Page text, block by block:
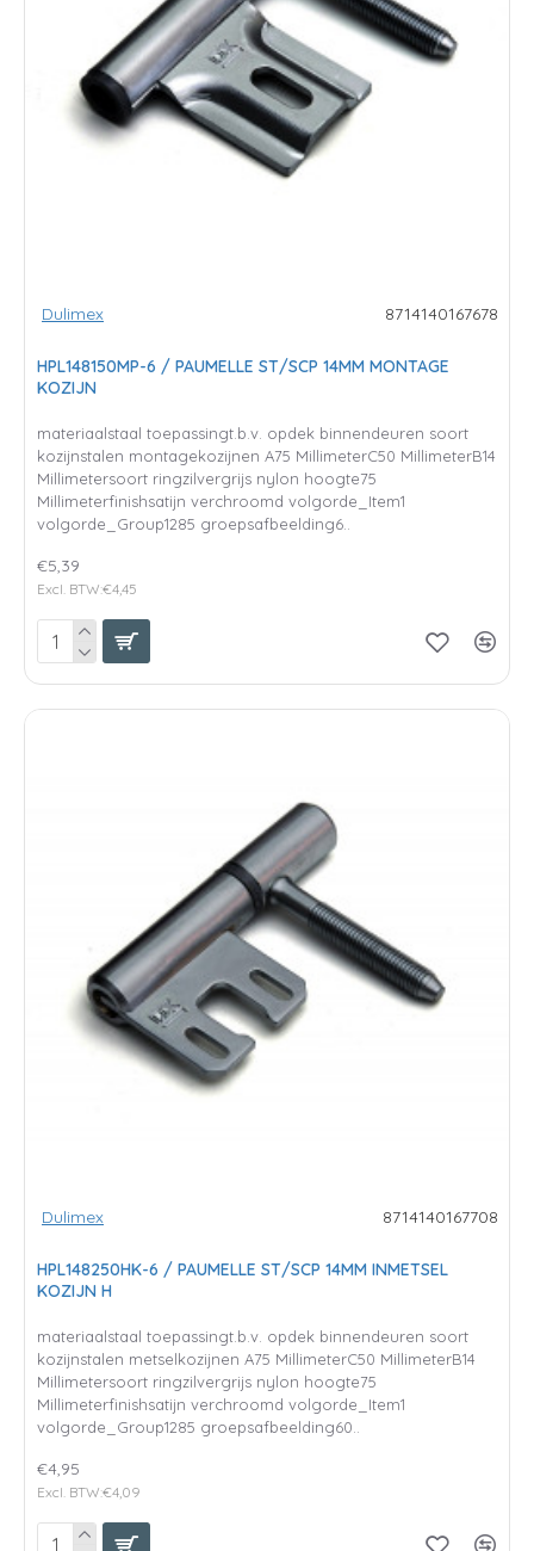
Dulimex 8714140167678
HPL148150MP-6 / PAUMELLE ST/SCP 14MM MONTAGE
KOZIJN
materiaalstaal toepassingt.b.v. opdek binnendeuren soort
kozijnstalen montagekozijnen A75 MillimeterC50 MillimeterB14
Millimetersoort ringzilvergrijs nylon hoogte75
Millimeterfinishsatijn verchroomd volgorde_Item1
volgorde_Group1285 groepsafbeelding6..
€5,39
Excl. BTW:€4,45
Dulimex 8714140167708
HPL148250HK-6 / PAUMELLE ST/SCP 14MM INMETSEL
KOZIJN H
materiaalstaal toepassingt.b.v. opdek binnendeuren soort
kozijnstalen metselkozijnen A75 MillimeterC50 MillimeterB14
Millimetersoort ringzilvergrijs nylon hoogte75
Millimeterfinishsatijn verchroomd volgorde_Item1
volgorde_Group1285 groepsafbeelding60..
€4,95
Excl. BTW:€4,09